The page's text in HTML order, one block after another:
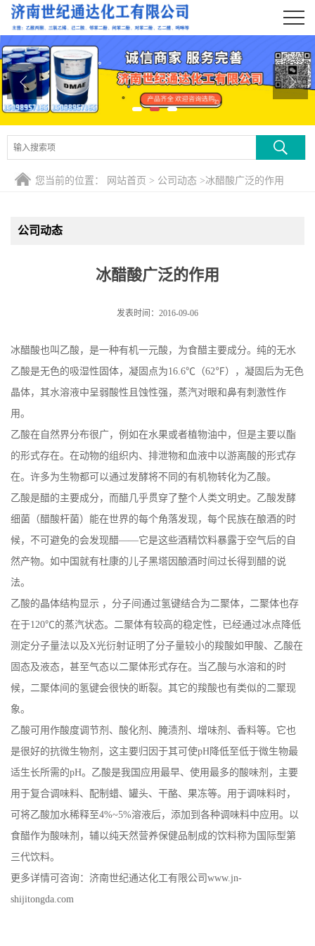
公司首页
公司介绍
公司动态
产品展厅
证书荣誉
您当前的位置： 网站首页 > 公司动态 >冰醋酸广泛的作用
公司动态
冰醋酸广泛的作用
发表时间：2016-09-06
冰醋酸也叫乙酸，是一种有机一元酸，为食醋主要成分。纯的无水
乙酸是无色的吸湿性固体，凝固点为16.6℃（62℉），凝固后为无色
晶体，其水溶液中呈弱酸性且蚀性强，蒸汽对眼和鼻有刺激性作
用。
乙酸在自然界分布很广，例如在水果或者植物油中，但是主要以酯
的形式存在。在动物的组织内、排泄物和血液中以游离酸的形式存
在。许多为生物都可以通过发酵将不同的有机物转化为乙酸。
乙酸是醋的主要成分，而醋几乎贯穿了整个人类文明史。乙酸发酵
细菌（醋酸杆菌）能在世界的每个角落发现，每个民族在酿酒的时
候，不可避免的会发现醋——它是这些酒精饮料暴露于空气后的自
然产物。如中国就有杜康的儿子黑塔因酿酒时间过长得到醋的说
法。
乙酸的晶体结构显示 ，分子间通过氢键结合为二聚体，二聚体也存
在于120℃的蒸汽状态。二聚体有较高的稳定性，已经通过冰点降低
测定分子量法以及X光衍射证明了分子量较小的羧酸如甲酸、乙酸在
固态及液态，甚至气态以二聚体形式存在。当乙酸与水溶和的时
候，二聚体间的氢键会很快的断裂。其它的羧酸也有类似的二聚现
象。
乙酸可用作酸度调节剂、酸化剂、腌渍剂、增味剂、香料等。它也
是很好的抗微生物剂，这主要归因于其可使pH降低至低于微生物最
适生长所需的pH。乙酸是我国应用最早、使用最多的酸味剂，主要
用于复合调味料、配制蜡、罐头、干酪、果冻等。用于调味料时，
可将乙酸加水稀释至4%~5%溶液后，添加到各种调味料中应用。以
食醋作为酸味剂，辅以纯天然营养保健品制成的饮料称为国际型第
三代饮料。
更多详情可咨询：济南世纪通达化工有限公司www.jn-
shijitongda.com